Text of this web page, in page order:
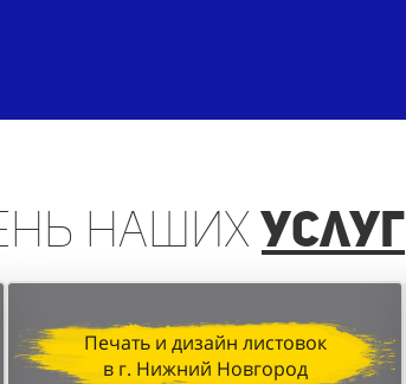
нашихуслуг
Печать и дизайн листовок
в г. Нижний Новгород